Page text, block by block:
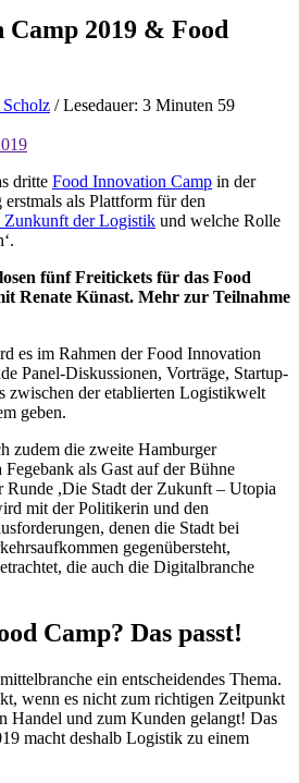
2019 & Food
/ Lesedauer: 3 Minuten 59
dritte Food Innovation Camp in der
als Plattform für den
Zunkunft der Logistik und welche Rolle
fünf Freitickets für das Food
Renate Künast. Mehr zur Teilnahme
es im Rahmen der Food Innovation
Panel-Diskussionen, Vorträge, Startup-
zwischen der etablierten Logistikwelt
geben.
zudem die zweite Hamburger
als Gast auf der Bühne
Runde ,Die Stadt der Zukunft – Utopia
mit der Politikerin und den
denen die Stadt bei
gegenübersteht,
die auch die Digitalbranche
Camp? Das passt!
ein entscheidendes Thema.
wenn es nicht zum richtigen Zeitpunkt
Handel und zum Kunden gelangt! Das
macht deshalb Logistik zu einem